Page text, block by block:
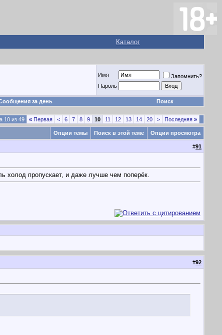
Каталог
Имя
Запомнить?
Пароль
за день Поиск
10 из 49 « Первая < 6 7 8 9 10 11 12 13 14 20 > Последняя »
Опции темы Поиск в этой теме Опции просмотра
#91
пропускает, и даже лучше чем поперёк.
#92